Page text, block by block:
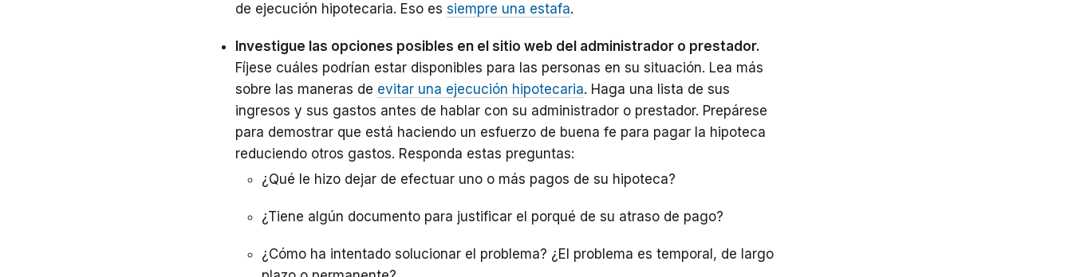
de ejecución hipotecaria. Eso es siempre una estafa.
Investigue las opciones posibles en el sitio web del administrador o prestador.
Fíjese cuáles podrían estar disponibles para las personas en su situación. Lea más
sobre las maneras de evitar una ejecución hipotecaria. Haga una lista de sus
ingresos y sus gastos antes de hablar con su administrador o prestador. Prepárese
para demostrar que está haciendo un esfuerzo de buena fe para pagar la hipoteca
reduciendo otros gastos. Responda estas preguntas:
¿Qué le hizo dejar de efectuar uno o más pagos de su hipoteca?
¿Tiene algún documento para justificar el porqué de su atraso de pago?
¿Cómo ha intentado solucionar el problema? ¿El problema es temporal, de largo